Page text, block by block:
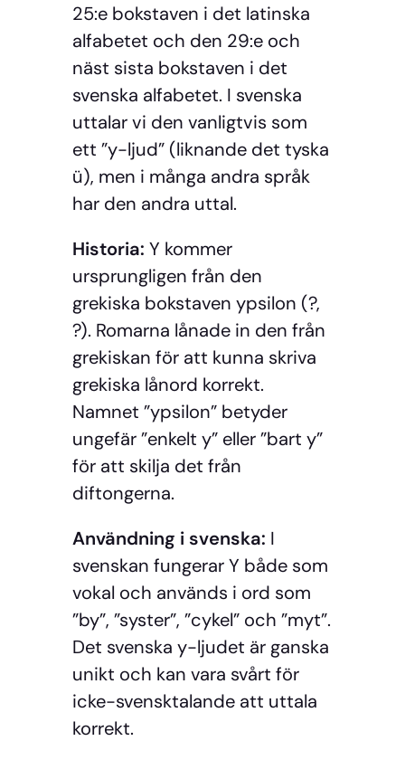
25:e bokstaven i det latinska
alfabetet och den 29:e och
näst sista bokstaven i det
svenska alfabetet. I svenska
uttalar vi den vanligtvis som
ett ”y-ljud” (liknande det tyska
ü), men i många andra språk
har den andra uttal.
Historia: Y kommer
ursprungligen från den
grekiska bokstaven ypsilon (?,
?). Romarna lånade in den från
grekiskan för att kunna skriva
grekiska lånord korrekt.
Namnet ”ypsilon” betyder
ungefär ”enkelt y” eller ”bart y”
för att skilja det från
diftongerna.
Användning i svenska: I
svenskan fungerar Y både som
vokal och används i ord som
”by”, ”syster”, ”cykel” och ”myt”.
Det svenska y-ljudet är ganska
unikt och kan vara svårt för
icke-svensktalande att uttala
korrekt.